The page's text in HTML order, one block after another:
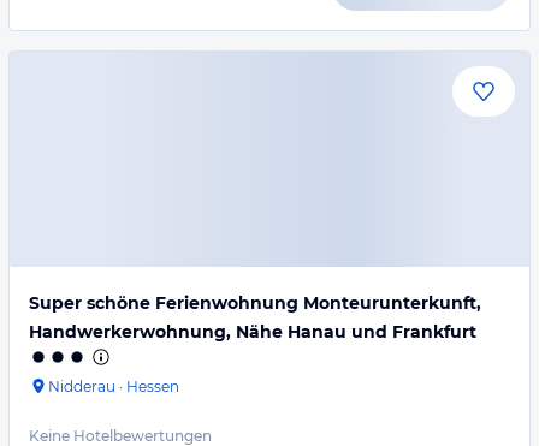
Super schöne Ferienwohnung Monteurunterkunft,
Handwerkerwohnung, Nähe Hanau und Frankfurt
Nidderau · Hessen
Keine Hotelbewertungen